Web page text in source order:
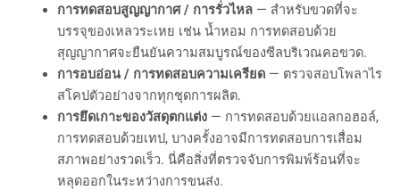
การทดสอบสูญญากาศ / การรั่วไหล— สำหรับขวดที่จะ
บรรจุของเหลวระเหย เช่น น้ำหอม การทดสอบด้วย
สุญญากาศจะยืนยันความสมบูรณ์ของซีลบริเวณคอขวด.
การอบอ่อน / การทดสอบความเครียด— ตรวจสอบโพลาไร
สโคปตัวอย่างจากทุกชุดการผลิต.
การยึดเกาะของวัสดุตกแต่ง— การทดสอบด้วยแอลกอฮอล์,
การทดสอบด้วยเทป, บางครั้งอาจมีการทดสอบการเสื่อม
สภาพอย่างรวดเร็ว. นี่คือสิ่งที่ตรวจจับการพิมพ์ร้อนที่จะ
หลุดออกในระหว่างการขนส่ง.